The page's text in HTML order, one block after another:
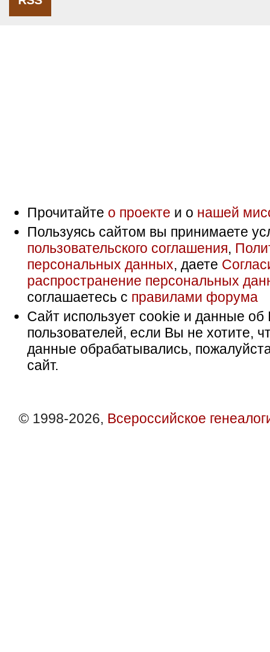
Прочитайте о проекте и о нашей
Пользуясь сайтом вы принимаете
пользовательского соглашения,
персональных данных, даете
распространение персональных
соглашаетесь с правилами форума
Сайт использует cookie и данные об
пользователей, если Вы не хотите,
данные обрабатывались,
сайт.
© 1998-2026, Всероссийское